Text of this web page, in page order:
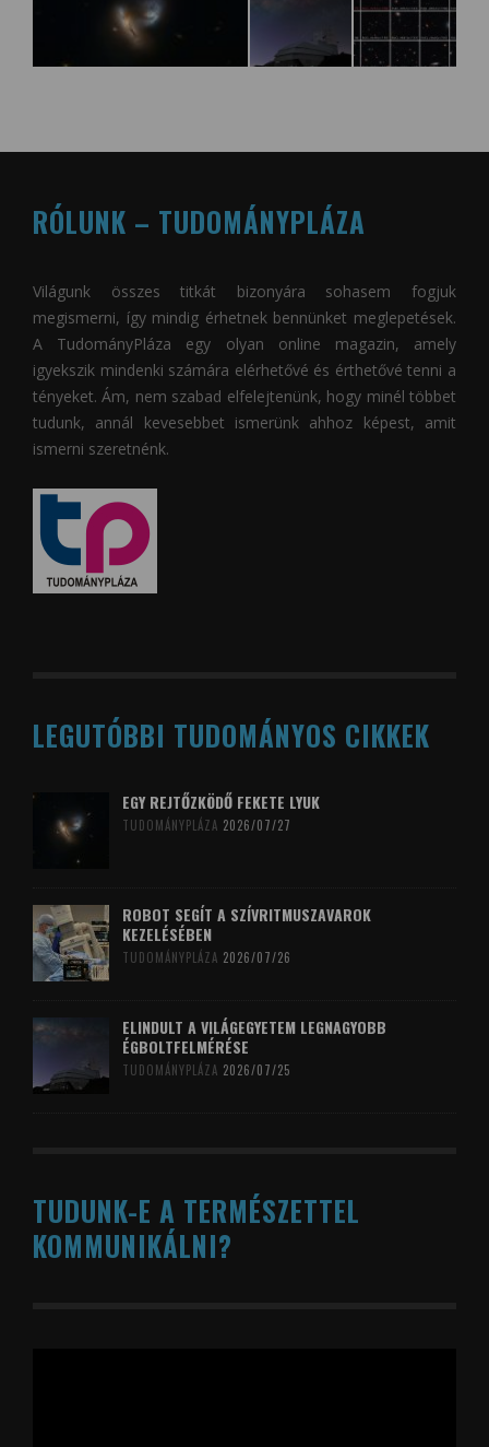
RÓLUNK – TUDOMÁNYPLÁZA
Világunk összes titkát bizonyára sohasem fogjuk
megismerni, így mindig érhetnek bennünket meglepetések.
A TudományPláza egy olyan online magazin, amely
igyekszik mindenki számára elérhetővé és érthetővé tenni a
tényeket. Ám, nem szabad elfelejtenünk, hogy minél többet
tudunk, annál kevesebbet ismerünk ahhoz képest, amit
ismerni szeretnénk.
LEGUTÓBBI TUDOMÁNYOS CIKKEK
EGY REJTŐZKÖDŐ FEKETE LYUK
TUDOMÁNYPLÁZA 2026/07/27
ROBOT SEGÍT A SZÍVRITMUSZAVAROK
KEZELÉSÉBEN
TUDOMÁNYPLÁZA 2026/07/26
ELINDULT A VILÁGEGYETEM LEGNAGYOBB
ÉGBOLTFELMÉRÉSE
TUDOMÁNYPLÁZA 2026/07/25
TUDUNK-E A TERMÉSZETTEL
KOMMUNIKÁLNI?